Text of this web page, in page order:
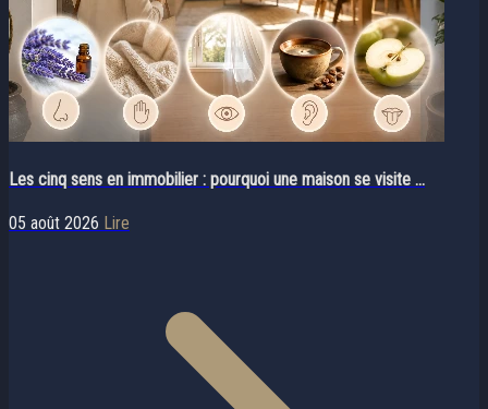
Les cinq sens en immobilier : pourquoi une maison se visite ...
05 août 2026 Lire